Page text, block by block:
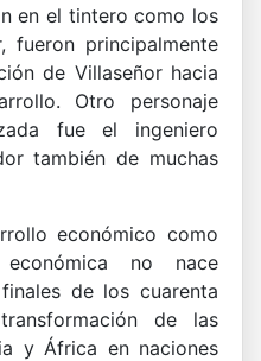
en el tintero como los
fueron principalmente
de Villaseñor hacia
Otro personaje
fue el ingeniero
también de muchas
económico como
no nace
de los cuarenta
de las
y África en naciones